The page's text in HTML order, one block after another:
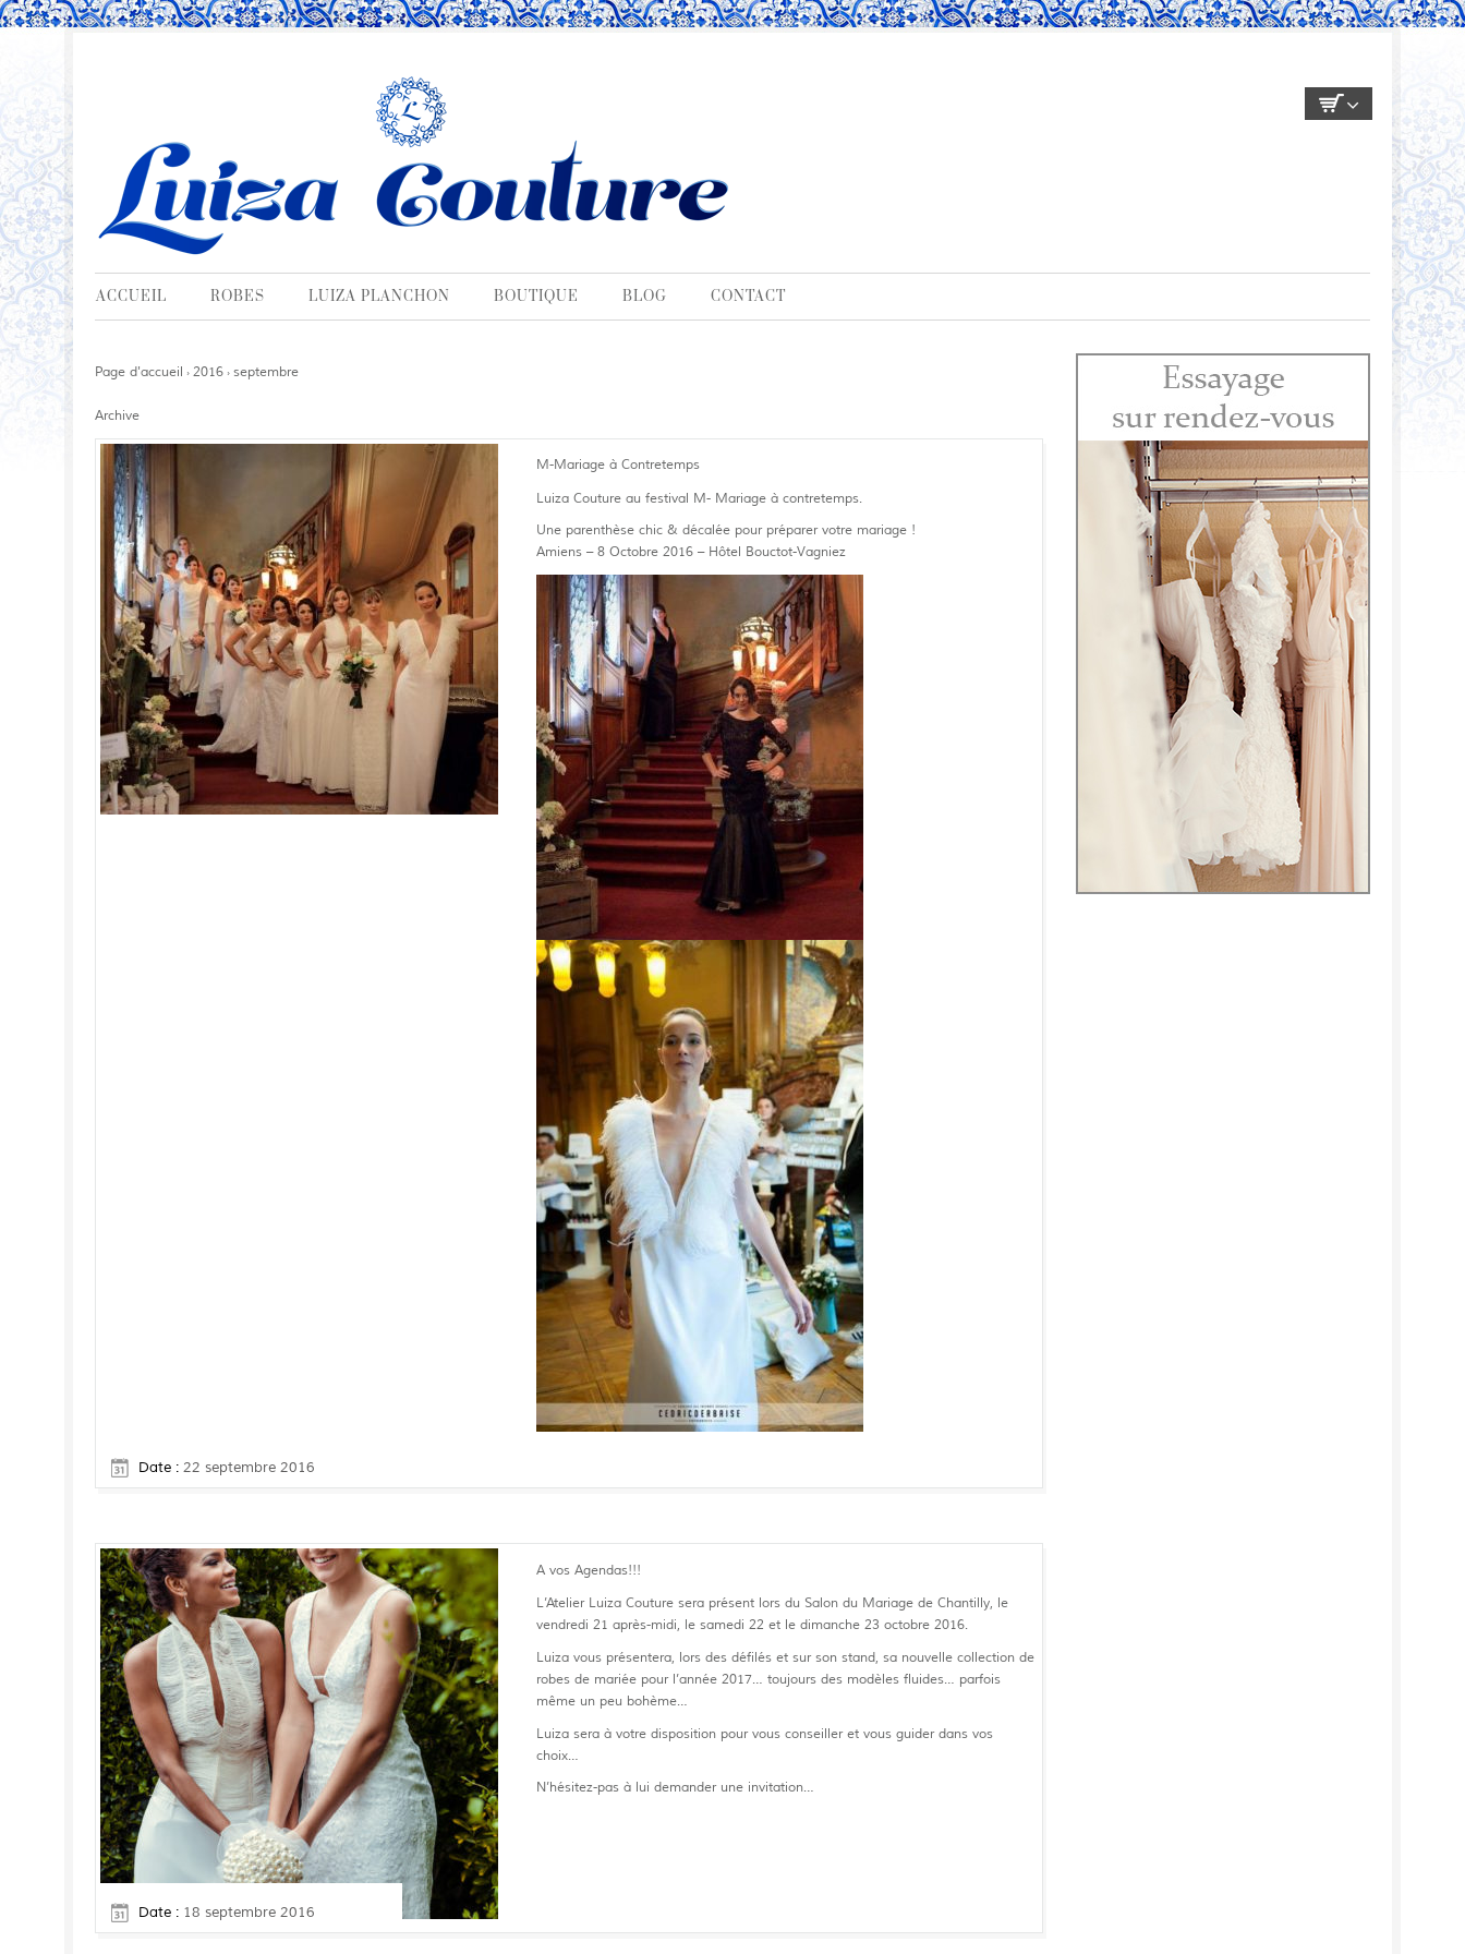
ACCUEIL ROBES LUIZA PLANCHON BOUTIQUE BLOG CONTACT
Page d'accueil › 2016 › septembre
Archive
M-Mariage à Contretemps
Luiza Couture au festival M- Mariage à contretemps.
Une parenthèse chic & décalée pour préparer votre mariage !
Amiens – 8 Octobre 2016 – Hôtel Bouctot-Vagniez
Date : 22 septembre 2016
A vos Agendas!!!
L’Atelier Luiza Couture sera présent lors du Salon du Mariage de Chantilly, le
vendredi 21 après-midi, le samedi 22 et le dimanche 23 octobre 2016.
Luiza vous présentera, lors des défilés et sur son stand, sa nouvelle collection de
robes de mariée pour l’année 2017… toujours des modèles fluides… parfois
même un peu bohème…
Luiza sera à votre disposition pour vous conseiller et vous guider dans vos
choix…
N’hésitez-pas à lui demander une invitation…
Date : 18 septembre 2016